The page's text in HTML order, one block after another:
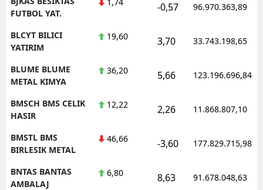
FUTBOL YAT.
-0,57 96.970.363,89
BLCYT BILICI
YATIRIM
19,60 3,70 33.743.198,65
BLUME BLUME
METAL KIMYA
36,20 5,66 123.196.696,84
BMSCH BMS CELIK
HASIR
12,22 2,26 11.868.807,10
BMSTL BMS
BIRLESIK METAL
46,66 -3,60 177.829.715,98
BNTAS BANTAS
AMBALAJ
6,80 8,63 91.678.048,63